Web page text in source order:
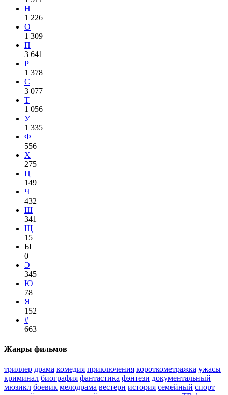
Н
1 226
О
1 309
П
3 641
Р
1 378
С
3 077
Т
1 056
У
1 335
Ф
556
Х
275
Ц
149
Ч
432
Ш
341
Щ
15
Ы
0
Э
345
Ю
78
Я
152
#
663
Жанры фильмов
триллер драма комедия приключения короткометражка ужасы
криминал биография фантастика фэнтези документальный
мюзикл боевик мелодрама вестерн история семейный спорт